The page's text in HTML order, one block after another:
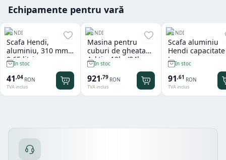
Echipamente pentru vară
HENDI
Scafa Hendi,
aluminiu, 310 mm,
0.65 litri
In stoc
41,04 RON
TVA inclus
HENDI
Masina pentru
cuburi de gheata
Arktic, 12kg/24h
In stoc
921,79 RON
TVA inclus
HENDI
Scafa aluminiu
Hendi
L In stoc
91,61 RON
TVA inclus